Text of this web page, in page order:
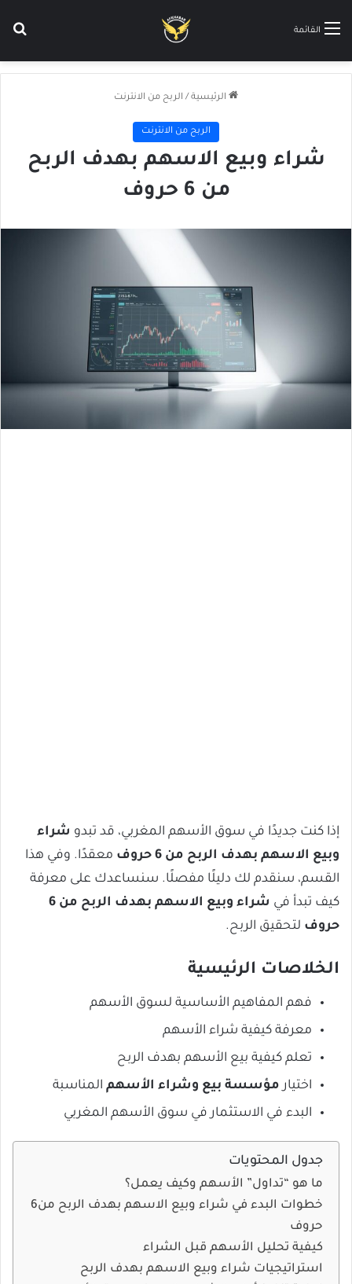
القائمة
الرئيسية / الربح من الانترنت
الربح من الانترنت
شراء وبيع الاسهم بهدف الربح
من 6 حروف
إذا كنت جديدًا في سوق الأسهم المغربي، قد تبدو شراء
وبيع الاسهم بهدف الربح من 6 حروف
معقدًا. وفي هذا
القسم، سنقدم لك دليلًا مفصلًا. سنساعدك على معرفة
كيف تبدأ في
شراء وبيع الاسهم بهدف الربح من 6
حروف لتحقيق الربح.
الخلاصات الرئيسية
فهم المفاهيم الأساسية لسوق الأسهم
معرفة كيفية شراء الأسهم
تعلم كيفية بيع الأسهم بهدف الربح
اختيار مؤسسة بيع وشراء الأسهم المناسبة
البدء في الاستثمار في سوق الأسهم المغربي
جدول المحتويات
ما هو “تداول” الأسهم وكيف يعمل؟
خطوات البدء في شراء وبيع الاسهم بهدف الربح من6
حروف
كيفية تحليل الأسهم قبل الشراء
استراتيجيات شراء وبيع الاسهم بهدف الربح